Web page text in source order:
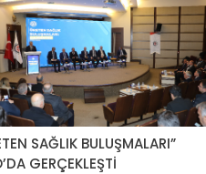
SAĞLIK BULUŞMALARI”
GERÇEKLEŞTİ